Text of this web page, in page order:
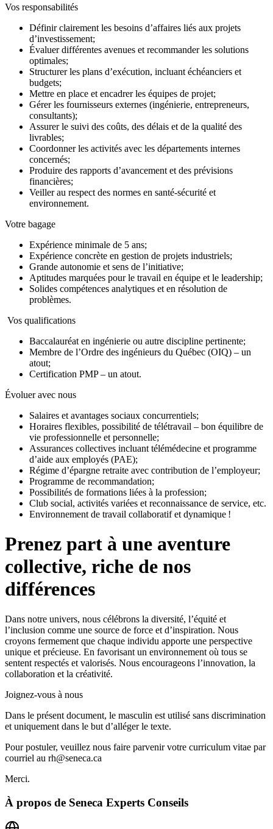
Vos responsabilités
Définir clairement les besoins d’affaires liés aux projets
d’investissement;
Évaluer différentes avenues et recommander les solutions
optimales;
Structurer les plans d’exécution, incluant échéanciers et
budgets;
Mettre en place et encadrer les équipes de projet;
Gérer les fournisseurs externes (ingénierie, entrepreneurs,
consultants);
Assurer le suivi des coûts, des délais et de la qualité des
livrables;
Coordonner les activités avec les départements internes
concernés;
Produire des rapports d’avancement et des prévisions
financières;
Veiller au respect des normes en santé-sécurité et
environnement.
Votre bagage
Expérience minimale de 5 ans;
Expérience concrète en gestion de projets industriels;
Grande autonomie et sens de l’initiative;
Aptitudes marquées pour le travail en équipe et le leadership;
Solides compétences analytiques et en résolution de
problèmes.
Vos qualifications
Baccalauréat en ingénierie ou autre discipline pertinente;
Membre de l’Ordre des ingénieurs du Québec (OIQ) – un
atout;
Certification PMP – un atout.
Évoluer avec nous
Salaires et avantages sociaux concurrentiels;
Horaires flexibles, possibilité de télétravail – bon équilibre de
vie professionnelle et personnelle;
Assurances collectives incluant télémédecine et programme
d’aide aux employés (PAE);
Régime d’épargne retraite avec contribution de l’employeur;
Programme de recommandation;
Possibilités de formations liées à la profession;
Club social, activités variées et reconnaissance de service, etc.
Environnement de travail collaboratif et dynamique !
Prenez part à une aventure
collective, riche de nos
différences
Dans notre univers, nous célébrons la diversité, l’équité et
l’inclusion comme une source de force et d’inspiration. Nous
croyons fermement que chaque individu apporte une perspective
unique et précieuse. En favorisant un environnement où tous se
sentent respectés et valorisés. Nous encourageons l’innovation, la
collaboration et la créativité.
Joignez-vous à nous
Dans le présent document, le masculin est utilisé sans discrimination
et uniquement dans le but d’alléger le texte.
Pour postuler, veuillez nous faire parvenir votre curriculum vitae par
courriel au rh@seneca.ca
Merci.
À propos de Seneca Experts Conseils